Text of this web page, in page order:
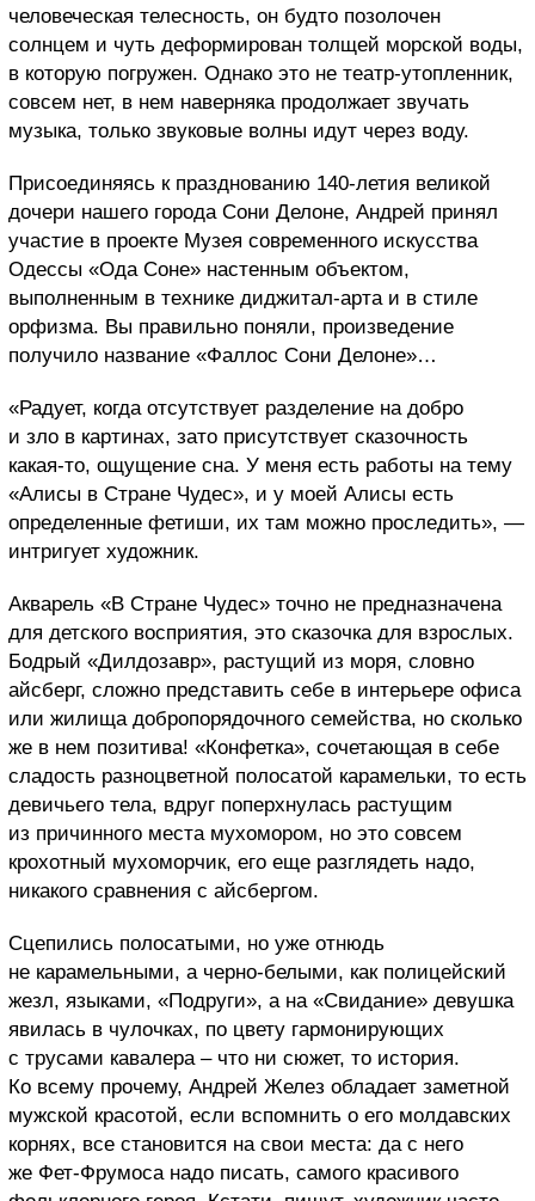
человеческая телесность, он будто позолочен
солнцем и чуть деформирован толщей морской воды,
в которую погружен. Однако это не театр-утопленник,
совсем нет, в нем наверняка продолжает звучать
музыка, только звуковые волны идут через воду.
Присоединяясь к празднованию 140-летия великой
дочери нашего города Сони Делоне, Андрей принял
участие в проекте Музея современного искусства
Одессы «Ода Соне» настенным объектом,
выполненным в технике диджитал-арта и в стиле
орфизма. Вы правильно поняли, произведение
получило название «Фаллос Сони Делоне»…
«Радует, когда отсутствует разделение на добро
и зло в картинах, зато присутствует сказочность
какая-то, ощущение сна. У меня есть работы на тему
«Алисы в Стране Чудес», и у моей Алисы есть
определенные фетиши, их там можно проследить», —
интригует художник.
Акварель «В Стране Чудес» точно не предназначена
для детского восприятия, это сказочка для взрослых.
Бодрый «Дилдозавр», растущий из моря, словно
айсберг, сложно представить себе в интерьере офиса
или жилища добропорядочного семейства, но сколько
же в нем позитива! «Конфетка», сочетающая в себе
сладость разноцветной полосатой карамельки, то есть
девичьего тела, вдруг поперхнулась растущим
из причинного места мухомором, но это совсем
крохотный мухоморчик, его еще разглядеть надо,
никакого сравнения с айсбергом.
Сцепились полосатыми, но уже отнюдь
не карамельными, а черно-белыми, как полицейский
жезл, языками, «Подруги», а на «Свидание» девушка
явилась в чулочках, по цвету гармонирующих
с трусами кавалера – что ни сюжет, то история.
Ко всему прочему, Андрей Желез обладает заметной
мужской красотой, если вспомнить о его молдавских
корнях, все становится на свои места: да с него
же Фет-Фрумоса надо писать, самого красивого